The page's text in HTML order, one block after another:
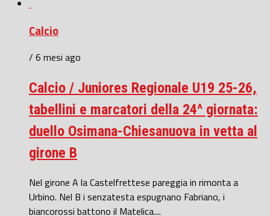
Calcio
/ 6 mesi ago
Calcio / Juniores Regionale U19 25-26,
tabellini e marcatori della 24^ giornata:
duello Osimana-Chiesanuova in vetta al
girone B
Nel girone A la Castelfrettese pareggia in rimonta a
Urbino. Nel B i senzatesta espugnano Fabriano, i
biancorossi battono il Matelica....